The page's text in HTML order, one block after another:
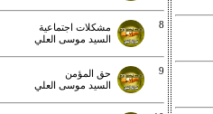
8
مشكلات اجتماعية
السيد موسى العلي
9
حق المؤمن
السيد موسى العلي